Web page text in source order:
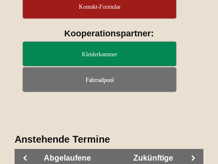
Kontakt-Formular
Kooperationspartner:
Kleiderkammer
Fahrradpool
Anstehende Termine
Abgelaufene
Zukünftige